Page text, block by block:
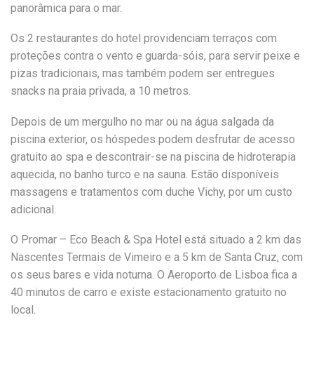
panorâmica para o mar.
Os 2 restaurantes do hotel providenciam terraços com
proteções contra o vento e guarda-sóis, para servir peixe e
pizas tradicionais, mas também podem ser entregues
snacks na praia privada, a 10 metros.
Depois de um mergulho no mar ou na água salgada da
piscina exterior, os hóspedes podem desfrutar de acesso
gratuito ao spa e descontrair-se na piscina de hidroterapia
aquecida, no banho turco e na sauna. Estão disponíveis
massagens e tratamentos com duche Vichy, por um custo
adicional.
O Promar – Eco Beach & Spa Hotel está situado a 2 km das
Nascentes Termais de Vimeiro e a 5 km de Santa Cruz, com
os seus bares e vida noturna. O Aeroporto de Lisboa fica a
40 minutos de carro e existe estacionamento gratuito no
local.